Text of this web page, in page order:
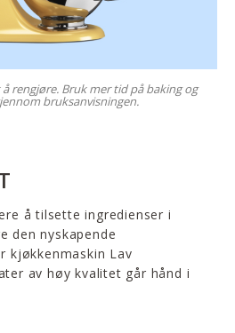
rengjøre. Bruk mer tid på baking og
bruksanvisningen.
å tilsette ingredienser i
den nyskapende
kjøkkenmaskin Lav
av høy kvalitet går hånd i